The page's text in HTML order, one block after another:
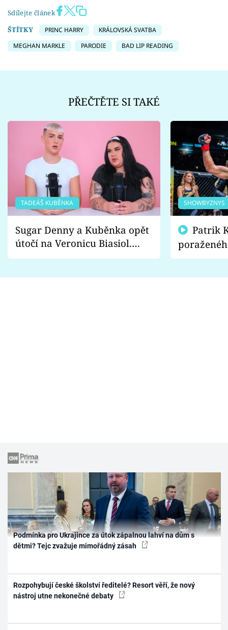
Sdílejte článek
ŠTÍTKY
PRINC HARRY
KRÁLOVSKÁ SVATBA
MEGHAN MARKLE
PARODIE BAD LIP READING
PŘEČTĚTE SI TAKÉ
TADEÁŠ KUBĚNKA
Sugar Denny a Kuběnka opět
útočí na Veronicu Biasiol.
Proč je podle nich falešná a
SHOWBYZNYS
fanoušci
Podmínka pro Ukrajince za útok zápalnou lahví na dům s
dětmi? Tejc zvažuje mimořádný zásah
Rozpohybují české školství ředitelé? Resort věří, že nový
nástroj utne nekonečné debaty